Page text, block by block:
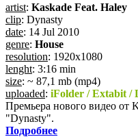
artist: Kaskade Feat. Haley
clip: Dynasty
date: 14 Jul 2010
genre: House
resolution: 1920x1080
lenght: 3:16 min
size: ~ 87,1 mb (mp4)
uploaded: iFolder / Extabit /
Премьера нового видео от
"Dynasty".
Подробнее